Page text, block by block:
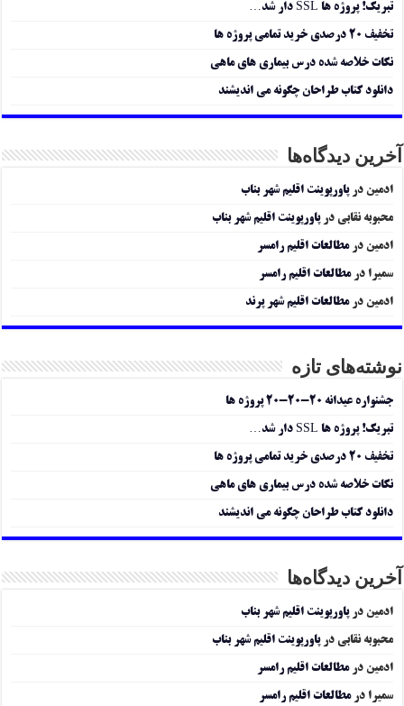
تبریک! پروژه ها SSL دار شد…
تخفیف ۲۰ درصدی خرید تمامی پروژه ها
نکات خلاصه شده درس بیماری های ماهی
دانلود کتاب طراحان چگونه می اندیشند
آخرین دیدگاه‌ها
ادمین درپاورپوینت اقلیم شهر بناب
محبوبه نقابی درپاورپوینت اقلیم شهر بناب
ادمین درمطالعات اقلیم رامسر
سمیرا درمطالعات اقلیم رامسر
ادمین درمطالعات اقلیم شهر پرند
نوشته‌های تازه
جشنواره عیدانه ۲۰-۲۰-۲۰ پروژه ها
تبریک! پروژه ها SSL دار شد…
تخفیف ۲۰ درصدی خرید تمامی پروژه ها
نکات خلاصه شده درس بیماری های ماهی
دانلود کتاب طراحان چگونه می اندیشند
آخرین دیدگاه‌ها
ادمین درپاورپوینت اقلیم شهر بناب
محبوبه نقابی درپاورپوینت اقلیم شهر بناب
ادمین درمطالعات اقلیم رامسر
سمیرا درمطالعات اقلیم رامسر